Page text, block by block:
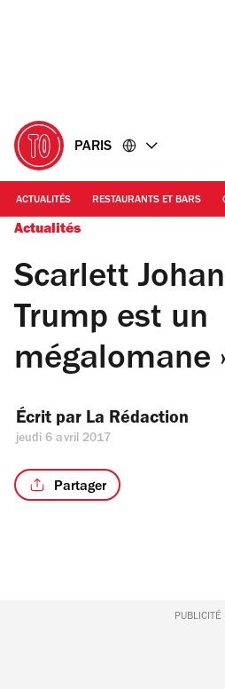
PARIS
ACTUALITÉS RESTAURANTS ET BARS
Actualités
Scarlett
Trump est un
mégalomane
Écrit par La Rédaction
jeudi 6 avril 2017
Partager
PUBLICITÉ